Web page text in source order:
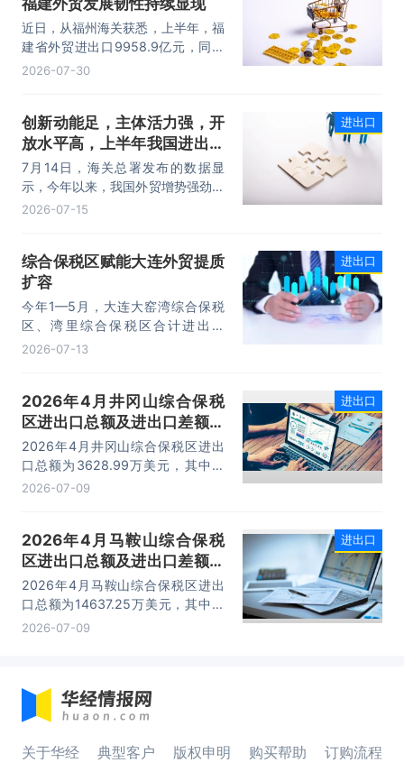
擎，为加快建设贸易强国注入了强劲
动力。
近日，从福州海关获悉，上半年，福
建省外贸进出口9958.9亿元，同比
增长8.2%。其中，出口5740.1亿
进口规模均创历史同期新高，外贸运
行呈现“稳中有进，进中提质”的良好
态势。
2026-07-30
创新动能足，主体活力强，开
放水平高，上半年我国进出口
规模首次突破25万亿元
7月14日，海关总署发布的数据显
示，今年以来，我国外贸增势强劲、
走势稳健。据海关统计，今年上半
14.73万亿元，增长13.4%，进口
10.74万亿元，增长22.1%。
2026-07-15
进出口
综合保税区赋能大连外贸提质
扩容
今年1—5月，大连大窑湾综合保税
区、湾里综合保税区合计进出口
332.22亿元，同比增长21%，占大
台。
2026-07-13
进出口
2026年4月井冈山综合保税
区进出口总额及进出口差额统
计分析
2026年4月井冈山综合保税区进出
口总额为3628.99万美元，其中：
出口额为1562.95万美元，进口额为
2026-07-09
进出口
2026年4月马鞍山综合保税
区进出口总额及进出口差额统
计分析
2026年4月马鞍山综合保税区进出
口总额为14637.25万美元，其中：
出口额为14365.71万美元，进口额
2026-07-09
进出口
关于华经 典型客户 版权申明 购买帮助 订购流程